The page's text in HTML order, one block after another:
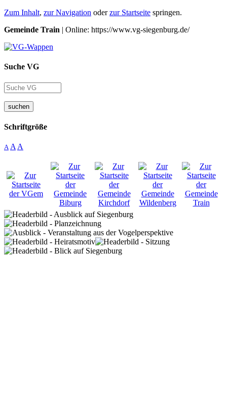
Zum Inhalt, zur Navigation oderzur Startseite springen.
Gemeinde Train | Online: https://www.vg-siegenburg.de/
Suche VG
suchen
Schriftgröße
A A A